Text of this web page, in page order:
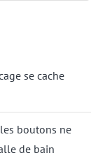
se cache
boutons ne
de bain